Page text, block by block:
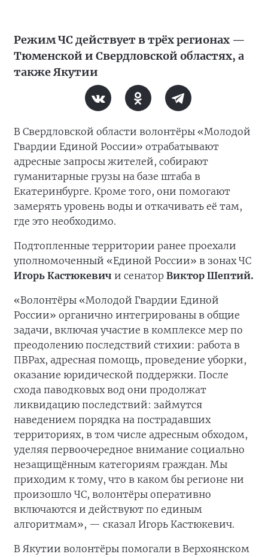
Режим ЧС действует в трёх регионах —
Тюменской и Свердловской областях, а
также Якутии
В Свердловской области волонтёры «Молодой
Гвардии Единой России» отрабатывают
адресные запросы жителей, собирают
гуманитарные грузы на базе штаба в
Екатеринбурге. Кроме того, они помогают
замерять уровень воды и откачивать её там,
где это необходимо.
Подтопленные территории ранее проехали
уполномоченный «Единой России» в зонах ЧС
Игорь Кастюкевич и сенатор Виктор Шептий.
«Волонтёры «Молодой Гвардии Единой
России» органично интегрированы в общие
задачи, включая участие в комплексе мер по
преодолению последствий стихии: работа в
ПВРах, адресная помощь, проведение уборки,
оказание юридической поддержки. После
схода паводковых вод они продолжат
ликвидацию последствий: займутся
наведением порядка на пострадавших
территориях, в том числе адресным обходом,
уделяя первоочередное внимание социально
незащищённым категориям граждан. Мы
приходим к тому, что в каком бы регионе ни
произошло ЧС, волонтёры оперативно
включаются и действуют по единым
алгоритмам», — сказал Игорь Кастюкевич.
В Якутии волонтёры помогали в Верхоянском